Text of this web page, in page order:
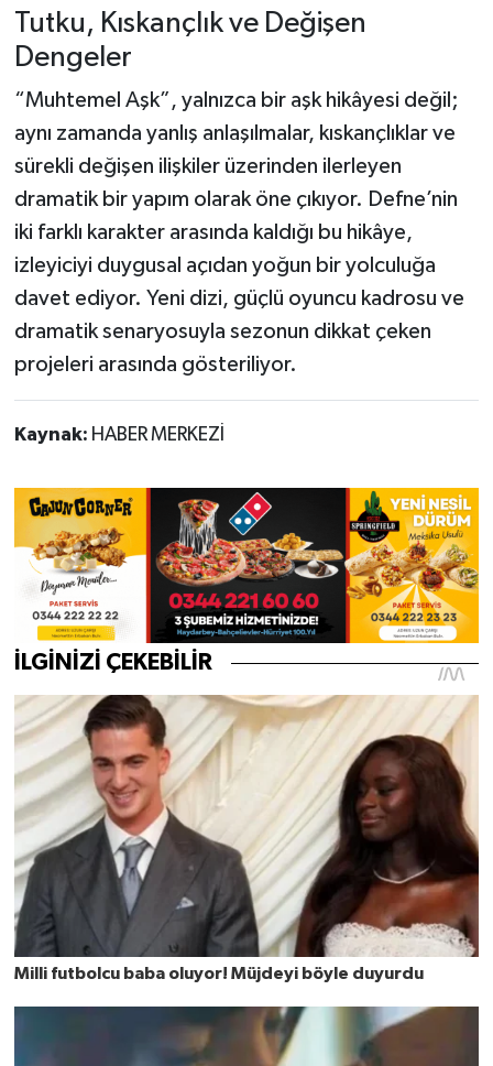
Tutku, Kıskançlık ve Değişen
Dengeler
“Muhtemel Aşk”, yalnızca bir aşk hikâyesi değil;
aynı zamanda yanlış anlaşılmalar, kıskançlıklar ve
sürekli değişen ilişkiler üzerinden ilerleyen
dramatik bir yapım olarak öne çıkıyor. Defne’nin
iki farklı karakter arasında kaldığı bu hikâye,
izleyiciyi duygusal açıdan yoğun bir yolculuğa
davet ediyor. Yeni dizi, güçlü oyuncu kadrosu ve
dramatik senaryosuyla sezonun dikkat çeken
projeleri arasında gösteriliyor.
Kaynak: HABER MERKEZİ